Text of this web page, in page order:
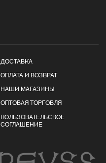
ДОСТАВКА
ОПЛАТА И ВОЗВРАТ
НАШИ МАГАЗИНЫ
ОПТОВАЯ ТОРГОВЛЯ
ПОЛЬЗОВАТЕЛЬСКОЕ
СОГЛАШЕНИЕ